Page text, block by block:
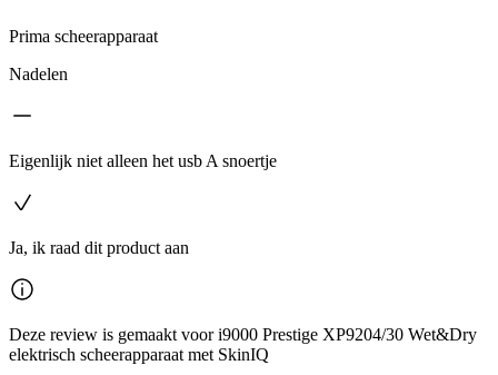
Prima scheerapparaat
Nadelen
Eigenlijk niet alleen het usb A snoertje
Ja, ik raad dit product aan
Deze review is gemaakt voor i9000 Prestige XP9204/30 Wet&Dry
elektrisch scheerapparaat met SkinIQ